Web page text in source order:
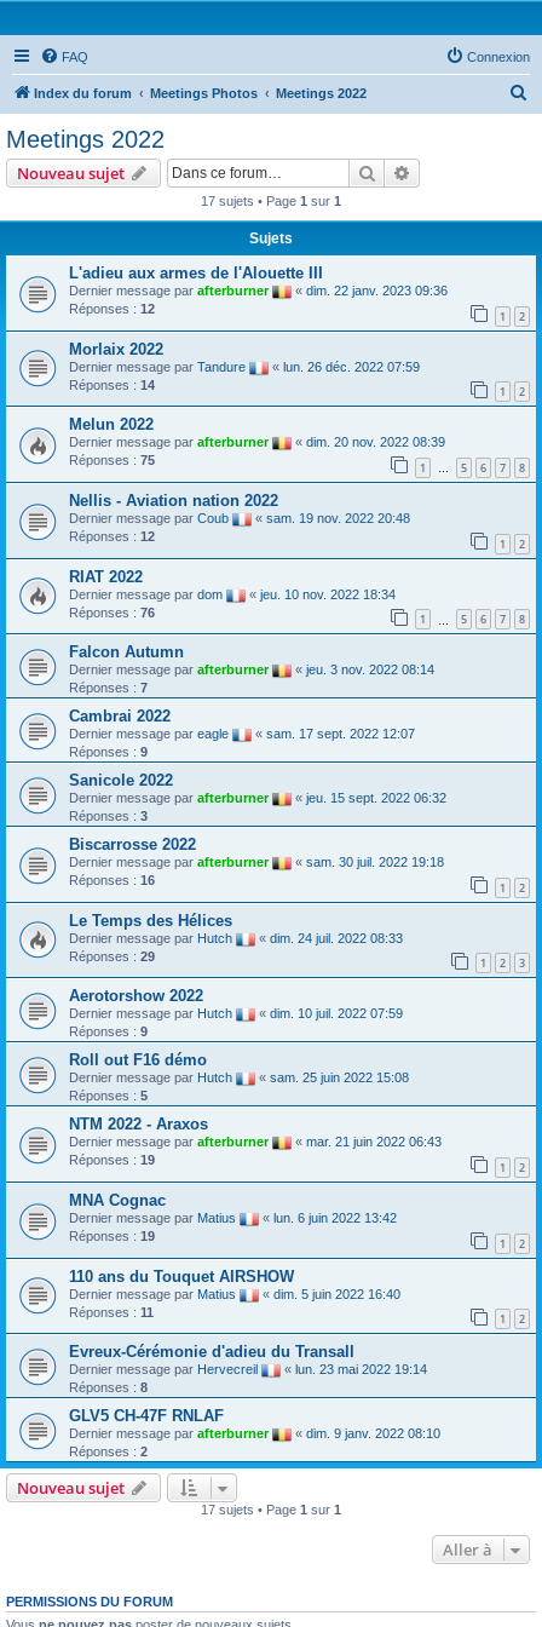
FAQ Connexion
Index du forum Meetings Photos Meetings 2022
e
Meetings 2022
Nouveau sujet Rechercher
17 sujets • Page 1 sur 1
Sujets
L'adieu aux armes de l'Alouette III
Dernier message par afterburner « dim. 22 janv. 2023 09:36
Réponses : 12 1 2
Morlaix 2022
Dernier message par Tandure « lun. 26 déc. 2022 07:59
Réponses : 14 1 2
Melun 2022
Dernier message par afterburner « dim. 20 nov. 2022 08:39
Réponses : 75 1 … 5 6 7 8
Nellis - Aviation nation 2022
Dernier message par Coub « sam. 19 nov. 2022 20:48
Réponses : 12 1 2
RIAT 2022
Dernier message par dom « jeu. 10 nov. 2022 18:34
Réponses : 76 1 5 6 7 8
Falcon Autumn
Dernier message par afterburner « jeu. 3 nov. 2022 08:14
Réponses : 7
Cambrai 2022
Dernier message par eagle « sam. 17 sept. 2022 12:07
Réponses : 9
Sanicole 2022
Dernier message par afterburner « jeu. 15 sept. 2022 06:32
Réponses : 3
Biscarrosse 2022
Dernier message par afterburner « sam. 30 juil. 2022 19:18
Réponses : 16 1 2
Le Temps des Hélices
Dernier message par Hutch « dim. 24 juil. 2022 08:33
Réponses : 29 1 2 3
Aerotorshow 2022
Dernier message par Hutch « dim. 10 juil. 2022 07:59
Réponses : 9
Roll out F16 démo
Dernier message par Hutch « sam. 25 juin 2022 15:08
Réponses : 5
NTM 2022 - Araxos
Dernier message par afterburner « mar. 21 juin 2022 06:43
Réponses : 19 1 2
MNA Cognac
Dernier message par Matius « lun. 6 juin 2022 13:42
Réponses : 19 1 2
110 ans du Touquet AIRSHOW
Dernier message par Matius « dim. 5 juin 2022 16:40
Réponses : 11 1 2
Evreux-Cérémonie d'adieu du Transall
Dernier message par Hervecreil « lun. 23 mai 2022 19:14
Réponses : 8
GLV5 CH-47F RNLAF
Dernier message par afterburner « dim. 9 janv. 2022 08:10
Réponses : 2
Nouveau sujet
17 sujets • Page 1 sur 1
Aller à
PERMISSIONS DU FORUM